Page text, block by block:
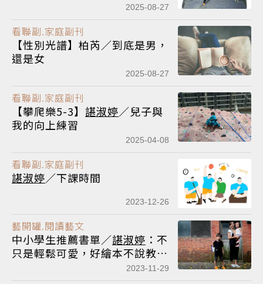
2025-08-27
看聯副.家庭副刊
【性別光譜】柏芮／到底是男，
還是女
2025-08-27
看聯副.家庭副刊
【攀爬樂5-3】 諶淑婷／兒子與
我的向上練習
2025-04-08
看聯副.家庭副刊
諶淑婷／下課時間
2023-12-26
藝開罐.閱讀藝文
中小學生推薦書單／諶淑婷 ：不
只是輕鬆可愛，好繪本不說教一
2023-11-29